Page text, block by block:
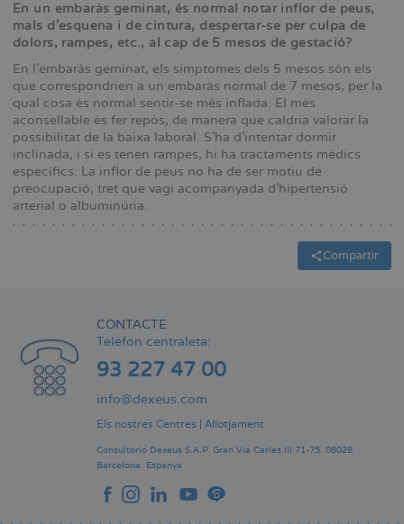
En un embaràs geminat, és normal notar inflor de peus,
mals d’esquena i de cintura, despertar-se per culpa de
dolors, rampes, etc., al cap de 5 mesos de gestació?
En l’embaràs geminat, els símptomes dels 5 mesos són els
que correspondrien a un embaràs normal de 7 mesos, per la
qual cosa és normal sentir-se més inflada. El més
aconsellable és fer repòs, de manera que caldria valorar la
possibilitat de la baixa laboral. S’ha d’intentar dormir
inclinada, i si es tenen rampes, hi ha tractaments mèdics
específics. La inflor de peus no ha de ser motiu de
preocupació, tret que vagi acompanyada d’hipertensió
arterial o albuminúria.
Compartir
CONTACTE
Telèfon centraleta:
93 227 47 00
info@dexeus.com
Els nostres Centres | Allotjament
Consultorio Dexeus S.A.P. Gran Via Carles III 71-75. 08028
Barcelona. Espanya